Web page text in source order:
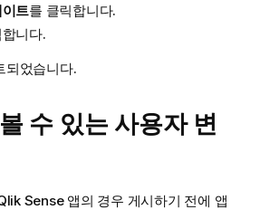
트를 클릭합니다.
니다.
되었습니다.
수 있는 사용자 변
Sense앱의 경우 게시하기 전에 앱